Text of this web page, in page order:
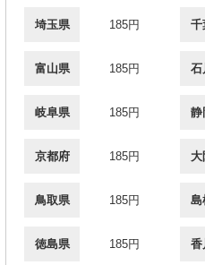
埼玉県 185円 千
富山県 185円 石
岐阜県 185円 静
京都府 185円 大
鳥取県 185円 島
徳島県 185円 香